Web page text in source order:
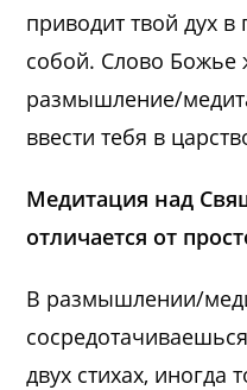
приводит твой дух
собой. Слово Божье
размышление/
ввести тебя в
Медитация над
отличается от
В размышлении/
двух стихах, иногда